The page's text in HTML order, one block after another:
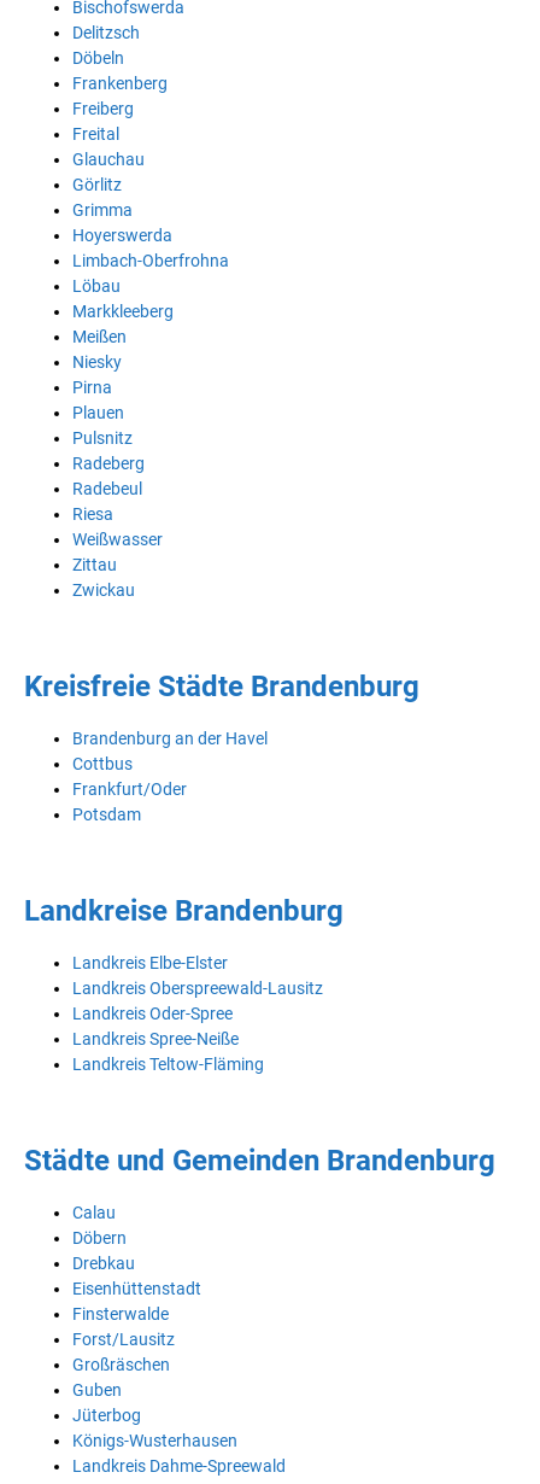
Bischofswerda
Delitzsch
Döbeln
Frankenberg
Freiberg
Freital
Glauchau
Görlitz
Grimma
Hoyerswerda
Limbach-Oberfrohna
Löbau
Markkleeberg
Meißen
Niesky
Pirna
Plauen
Pulsnitz
Radeberg
Radebeul
Riesa
Weißwasser
Zittau
Zwickau
Kreisfreie Städte Brandenburg
Brandenburg an der Havel
Cottbus
Frankfurt/Oder
Potsdam
Landkreise Brandenburg
Landkreis Elbe-Elster
Landkreis Oberspreewald-Lausitz
Landkreis Oder-Spree
Landkreis Spree-Neiße
Landkreis Teltow-Fläming
Städte und Gemeinden Brandenburg
Calau
Döbern
Drebkau
Eisenhüttenstadt
Finsterwalde
Forst/Lausitz
Großräschen
Guben
Jüterbog
Königs-Wusterhausen
Landkreis Dahme-Spreewald